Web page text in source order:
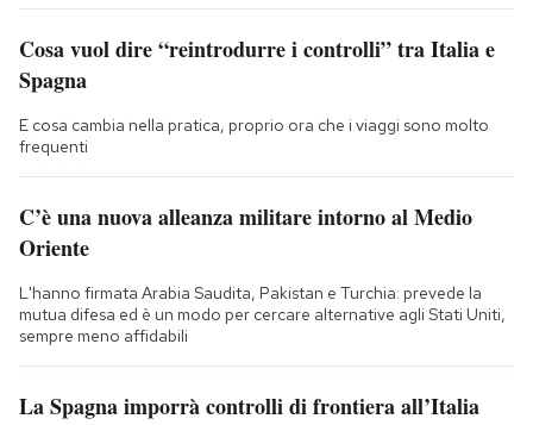
Cosa vuol dire “reintrodurre i controlli” tra Italia e
Spagna
E cosa cambia nella pratica, proprio ora che i viaggi sono molto
frequenti
C’è una nuova alleanza militare intorno al Medio
Oriente
L'hanno firmata Arabia Saudita, Pakistan e Turchia: prevede la
mutua difesa ed è un modo per cercare alternative agli Stati Uniti,
sempre meno affidabili
La Spagna imporrà controlli di frontiera all’Italia